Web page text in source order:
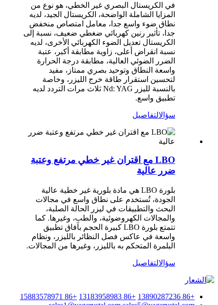
في الكريستال البصري غير الخطي، هو نوع من
المزايا الشاملة الواضحة، الكريستال الجيد، لديه
نطاق ضوء واسع جدا، معامل امتصاص منخفض
جدا، تأثير رنين كهربائي ضغطي ضعيف، نسبة إلى
الكريستال تعديل الضوء الكهربائي الأخرى، لديه
نسبة انقراض أعلى، زاوية مطابقة أكبر، عتبة
الضرر الضوئي العالية، مطابقة درجة الحرارة
واسعة النطاق وتوحيد بصري ممتاز، مفيد
لتحسين استقرار طاقة خرج الليزر، وخاصة
بالنسبة لليزر Nd: YAG ثلاث مرات التردد لديه
تطبيق واسع.
سؤالالتفاصيل
LBO مع اقتران غير خطي مرتفع وعتبة
ضرر عالية
بلورة LBO هي مادة بلورية غير خطية عالية
الجودة، تُستخدم على نطاق واسع في مجالات
البحث والتطبيقات في ليزر الحالة الصلبة،
والمجالات الكهروضوئية، والطب، وغيرها. كما
تتمتع بلورة LBO كبيرة الحجم بآفاق تطبيق
واسعة في عاكس فصل النظائر بالليزر، ونظام
البلمرة المتحكم به بالليزر، وغيرها من المجالات.
سؤالالتفاصيل
+86 13890287236
+86 13183958983
+86 15883578971